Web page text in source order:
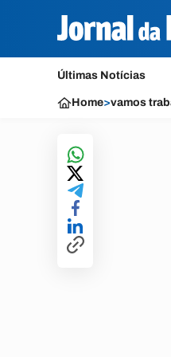
Últimas Notícias
Home>vamos